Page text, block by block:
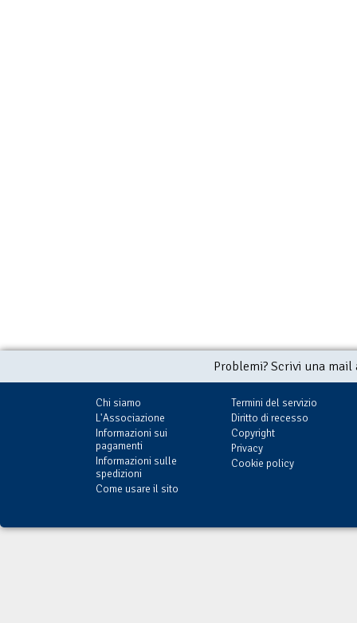
Problemi? Scrivi una
Chi siamo
L'Associazione
Informazioni sui
pagamenti
Informazioni sulle
spedizioni
Come usare il sito
Termini del servizio
Diritto di recesso
Copyright
Privacy
Cookie policy